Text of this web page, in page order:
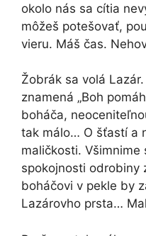
okolo nás sa cítia
môžeš potešovať,
vieru. Máš čas.
Žobrák sa volá
znamená „Boh
boháča,
tak málo… O šťastí a
maličkosti.
spokojnosti odrobiny
boháčovi v pekle by
Lazárovho prsta…